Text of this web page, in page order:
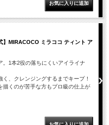
】MIRACOCO ミラココ ティント ア
。1本2役の落ちにくいアイライナ
く、クレンジングするまでキープ！
描くのが苦手な方もプロ級の仕上が